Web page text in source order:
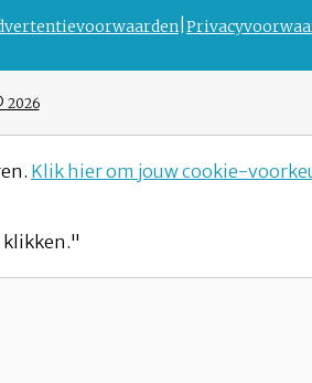
2026
Klik hier om jouw cookie-
klikken."